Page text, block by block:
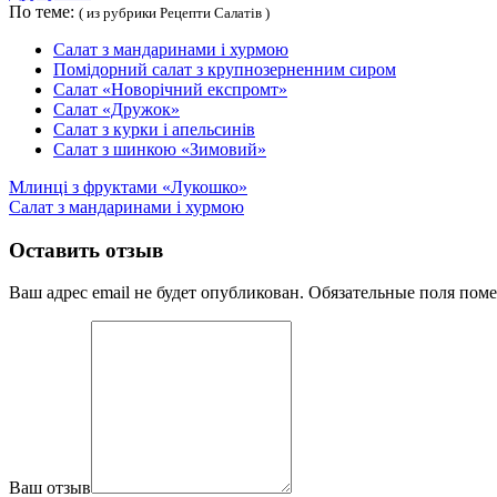
По теме: ( из рубрики Рецепти Салатів )
Салат з мандаринами і хурмою
Помідорний салат з крупнозерненним сиром
Салат «Новорічний експромт»
Салат «Дружок»
Салат з курки і апельсинів
Салат з шинкою «Зимовий»
Млинці з фруктами «Лукошко»
Салат з мандаринами і хурмою
Оставить отзыв
Ваш адрес email не будет опубликован. Обязательные поля
Ваш отзыв